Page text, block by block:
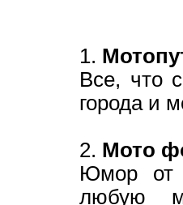
1.
Все, что
города и
2. Мото
Юмор от
любую